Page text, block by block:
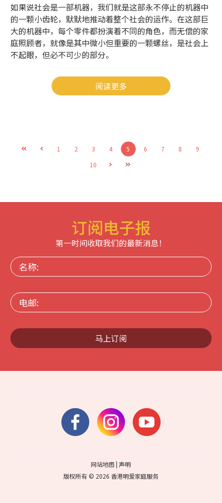
如果说社会是一部机器，我们就是这部永不停止的机器中
的一颗小齿轮，默默地推动着整个社会的运作。在这部巨
大的机器中，每个零件都扮演着不同的角色，而无偿的家
庭照顾者，就像是其中微小但重要的一颗螺丝，是社会上
不起眼，但必不可少的部分。
阅读更多
1 2 3 4 5 6 7 8
9
10
订阅电子报
第一时间收取我们的最新消息！
名
称:
电
邮:
马上订阅
网站地图 |声明
版权所有 © 2026 香港明爱家庭服务